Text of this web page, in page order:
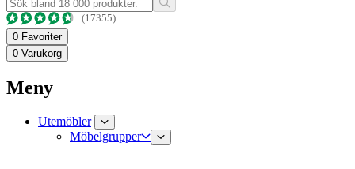
(17355)
0 Favoriter
0 Varukorg
Meny
Utemöbler
Möbelgrupper